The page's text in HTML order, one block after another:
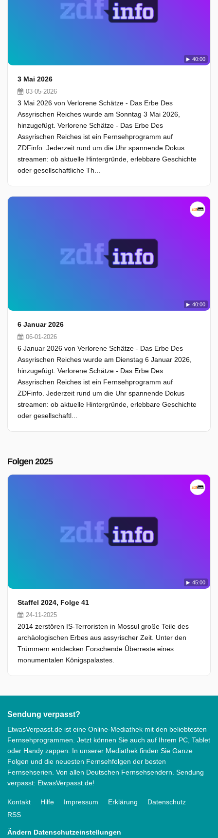
40:00
3 Mai 2026
03-05-2026
3 Mai 2026 von Verlorene Schätze - Das Erbe Des
Assyrischen Reiches wurde am Sonntag 3 Mai 2026,
hinzugefügt. Verlorene Schätze - Das Erbe Des
Assyrischen Reiches ist ein Fernsehprogramm auf
ZDFinfo. Jederzeit rund um die Uhr spannende Dokus
streamen: ob aktuelle Hintergründe, erlebbare Geschichte
oder gesellschaftliche Th...
40:00
6 Januar 2026
06-01-2026
6 Januar 2026 von Verlorene Schätze - Das Erbe Des
Assyrischen Reiches wurde am Dienstag 6 Januar 2026,
hinzugefügt. Verlorene Schätze - Das Erbe Des
Assyrischen Reiches ist ein Fernsehprogramm auf
ZDFinfo. Jederzeit rund um die Uhr spannende Dokus
streamen: ob aktuelle Hintergründe, erlebbare Geschichte
oder gesellschaftl...
Folgen 2025
45:00
Staffel 2024, Folge 41
24-11-2025
2014 zerstören IS-Terroristen in Mossul große Teile des
archäologischen Erbes aus assyrischer Zeit. Unter den
Trümmern entdecken Forschende Überreste eines
monumentalen Königspalastes.
Sendung verpasst?
EtwasVerpasst.de ist eine Online-Mediathek mit den beliebtesten
Fernsehprogrammen. Jetzt können Sie auch auf Ihrem PC, Tablet
oder Handy zappen. In unserer Mediathek finden Sie Ganze
Folgen und die neuesten Fernsehfolgen der besten
Fernsehserien. Von allen Deutschen Fernsehsendern. Sendung
verpasst: EtwasVerpasst.de!
Kontakt Hilfe Impressum Erklärung
Datenschutz
RSS
Ändern Datenschutzeinstellungen